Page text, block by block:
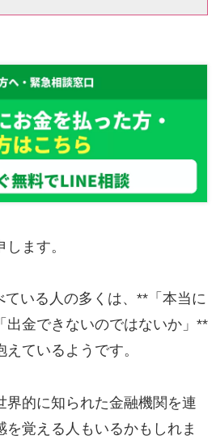
ます。
ている人の多くは、**「本当に
出金できないのではないか」**
ているようです。
界的に知られた金融機関を連
を覚える人もいるかもしれま